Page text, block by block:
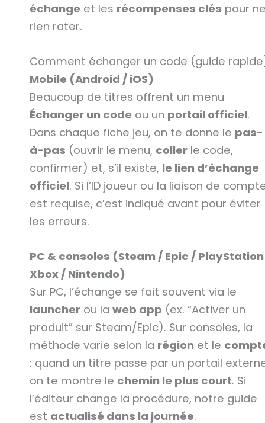
échange et les récompenses clés pour
rien rater.
Comment échanger un code (guide
Mobile (Android / iOS)
Beaucoup de titres offrent un menu
Échanger un code ou un portail officiel.
Dans chaque fiche jeu, on te donne le pas-
à-pas (ouvrir le menu, coller le code,
confirmer) et, s’il existe, le lien d’échange
officiel. Si l’ID joueur ou la liaison de
est requise, c’est indiqué avant pour éviter
les erreurs.
PC & consoles (Steam / Epic /
Xbox / Nintendo)
Sur PC, l’échange se fait souvent via le
launcher ou laweb app (ex. “Activer un
produit” sur Steam/Epic). Sur consoles, la
méthode varie selon la région et le
: quand un titre passe par un portail
on te montre le chemin le plus court. Si
l’éditeur change la procédure, notre guide
est actualisé dans la journée.